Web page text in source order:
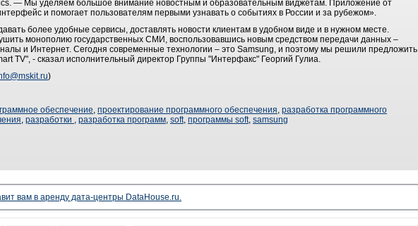
— Мы уделяем большое внимание новостным и образовательным виджетам. Приложение от
и помогает пользователям первыми узнавать о событиях в России и за рубежом».
более удобные сервисы, доставлять новости клиентам в удобном виде и в нужном месте.
монополию государственных СМИ, воспользовавшись новым средством передачи данных –
и Интернет. Сегодня современные технологии – это Samsung, и поэтому мы решили предложить
TV", - сказал исполнительный директор Группы "Интерфакс" Георгий Гулиа.
)
обеспечение, проектирование программного обеспечения, разработка программного
, разработки , разработка программ, soft, программы soft, samsung
вам в аренду дата-центры DataHouse.ru.